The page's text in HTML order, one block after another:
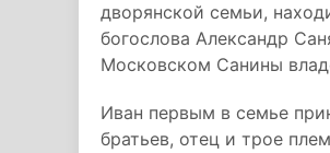
дворянской семьи,
богослова Александр
Московском Санины
Иван первым в семье
братьев, отец и трое